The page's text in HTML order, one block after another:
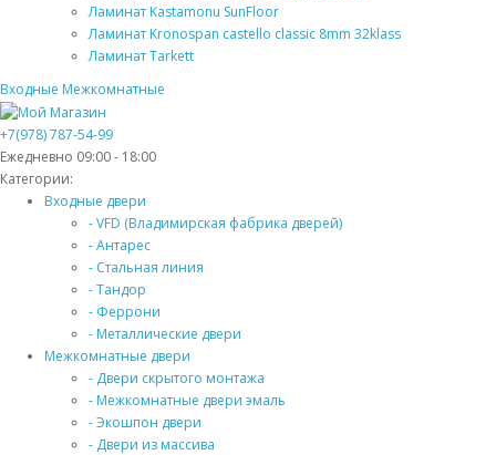
Ламинат Kastamonu SunFloor
Ламинат Kronospan castello classic 8mm 32klass
Ламинат Tarkett
Входные Межкомнатные
+7(978) 787-54-99
Ежедневно 09:00 - 18:00
Категории:
Входные двери
- VFD (Владимирская фабрика дверей)
- Антарес
- Стальная линия
- Тандор
- Феррони
- Металлические двери
Межкомнатные двери
- Двери скрытого монтажа
- Межкомнатные двери эмаль
- Экошпон двери
- Двери из массива